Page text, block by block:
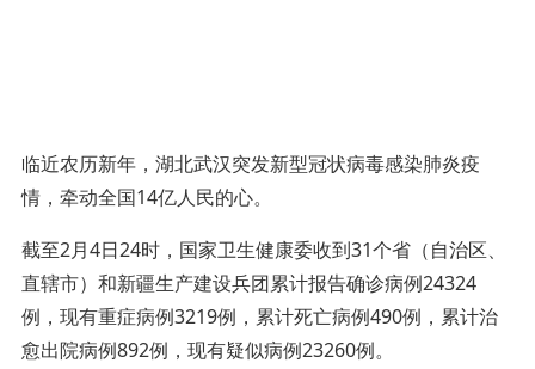
临近农历新年，湖北武汉突发新型冠状病毒感染肺炎疫
情，牵动全国14亿人民的心。
截至2月4日24时，国家卫生健康委收到31个省（自治区、
直辖市）和新疆生产建设兵团累计报告确诊病例24324
例，现有重症病例3219例，累计死亡病例490例，累计治
愈出院病例892例，现有疑似病例23260例。